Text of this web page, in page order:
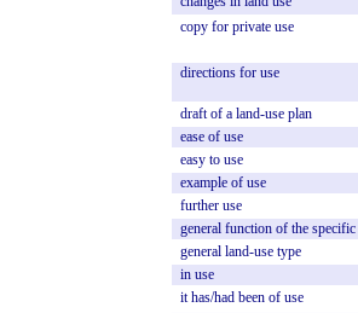
copy for private use
directions for use
draft of a land-use plan
ease of use
easy to use
example of use
further use
general function of the specific
general land-use type
in use
it has/had been of use